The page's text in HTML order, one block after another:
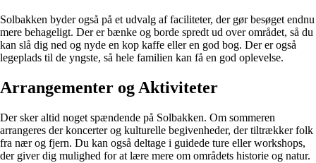
Solbakken byder også på et udvalg af faciliteter, der gør besøget endnu
mere behageligt. Der er bænke og borde spredt ud over området, så du
kan slå dig ned og nyde en kop kaffe eller en god bog. Der er også
legeplads til de yngste, så hele familien kan få en god oplevelse.
Arrangementer og Aktiviteter
Der sker altid noget spændende på Solbakken. Om sommeren
arrangeres der koncerter og kulturelle begivenheder, der tiltrækker folk
fra nær og fjern. Du kan også deltage i guidede ture eller workshops,
der giver dig mulighed for at lære mere om områdets historie og natur.